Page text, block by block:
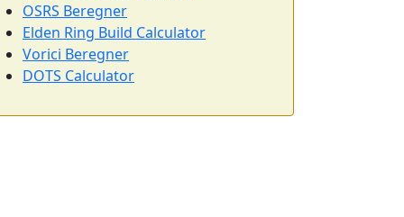
OSRS Beregner
Elden Ring Build Calculator
Vorici Beregner
DOTS Calculator